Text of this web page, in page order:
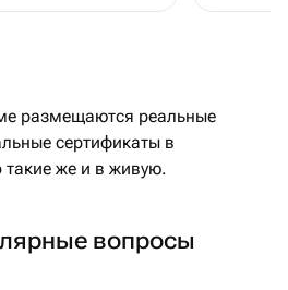
размещаются реальные
сертификаты в
такие же и в живую.
вопросы